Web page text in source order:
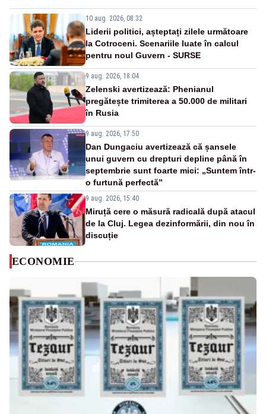
10 aug. 2026, 08:32
Liderii politici, așteptați zilele următoare
la Cotroceni. Scenariile luate în calcul
pentru noul Guvern - SURSE
9 aug. 2026, 18:04
Zelenski avertizează: Phenianul
pregătește trimiterea a 50.000 de militari
în Rusia
9 aug. 2026, 17:50
Dan Dungaciu avertizează că șansele
unui guvern cu drepturi depline până în
septembrie sunt foarte mici: „Suntem într-
o furtună perfectă”
9 aug. 2026, 15:40
Miruță cere o măsură radicală după atacul
de la Cluj. Legea dezinformării, din nou în
discuție
ECONOMIE